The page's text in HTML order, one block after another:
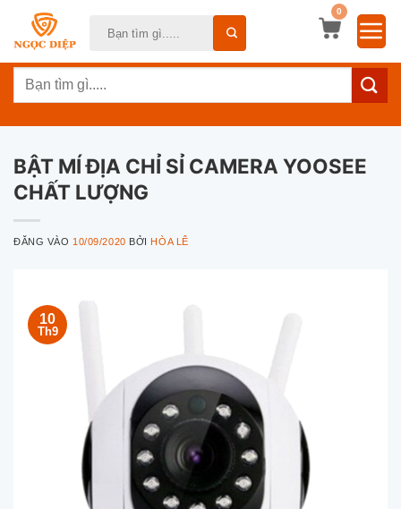
dung
0
Tìm
BẬT MÍ ĐỊA CHỈ SỈ CAMERA YOOSEE
CHẤT LƯỢNG
ĐĂNG VÀO 10/09/2020 BỞIHÒA LÊ
10
Th9